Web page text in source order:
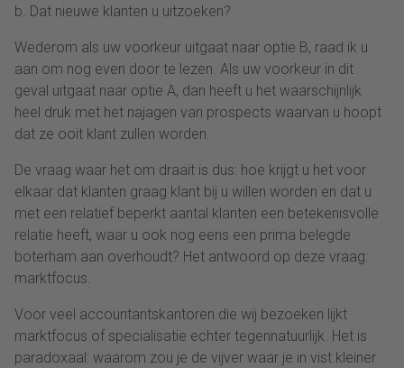
b. Dat nieuwe klanten u uitzoeken?
Wederom als uw voorkeur uitgaat naar optie B, raad ik u
aan om nog even door te lezen. Als uw voorkeur in dit
geval uitgaat naar optie A, dan heeft u het waarschijnlijk
heel druk met het najagen van prospects waarvan u hoopt
dat ze ooit klant zullen worden.
De vraag waar het om draait is dus: hoe krijgt u het voor
elkaar dat klanten graag klant bij u willen worden en dat u
met een relatief beperkt aantal klanten een betekenisvolle
relatie heeft, waar u ook nog eens een prima belegde
boterham aan overhoudt? Het antwoord op deze vraag:
marktfocus.
Voor veel accountantskantoren die wij bezoeken lijkt
marktfocus of specialisatie echter tegennatuurlijk. Het is
paradoxaal: waarom zou je de vijver waar je in vist kleiner